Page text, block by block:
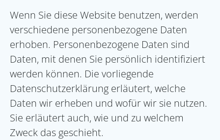
Wenn Sie diese Website benutzen, werden
verschiedene personenbezogene Daten
erhoben. Personenbezogene Daten sind
Daten, mit denen Sie persönlich identifiziert
werden können. Die vorliegende
Datenschutzerklärung erläutert, welche
Daten wir erheben und wofür wir sie nutzen.
Sie erläutert auch, wie und zu welchem
Zweck das geschieht.